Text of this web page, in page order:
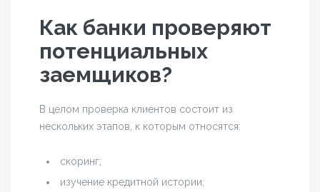
Как банки проверяют
потенциальных
заемщиков?
В целом проверка клиентов состоит из
нескольких этапов, к которым относятся:
скоринг;
изучение кредитной истории;